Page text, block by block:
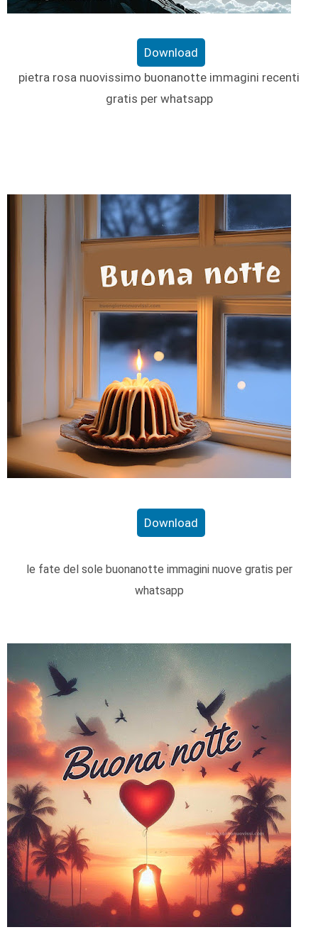
Download
pietra rosa nuovissimo buonanotte immagini recenti
gratis per whatsapp
Download
le fate del sole buonanotte immagini nuove gratis per
whatsapp